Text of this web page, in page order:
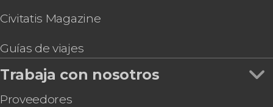
Civitatis Magazine
Guías de viajes
Trabaja con nosotros
Proveedores